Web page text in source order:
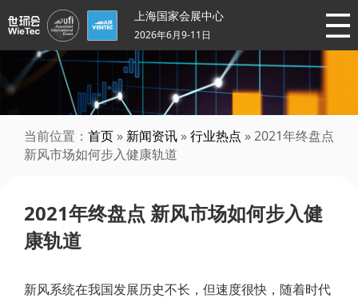
上海国家会展中心
2026年6月9-11日
当前位置： 首页 » 新闻资讯 »行业热点 » 2021年终盘点
新风市场如何步入健康轨道
2021年终盘点 新风市场如何步入健
康轨道
新风系统在我国发展历史不长，但速度很快，随着时代